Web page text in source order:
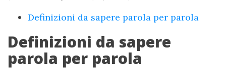
Definizioni da sapere parola per parola
Definizioni da sapere
parola per parola